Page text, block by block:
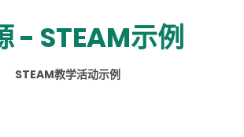
- STEAM示例
STEAM教学活动示例